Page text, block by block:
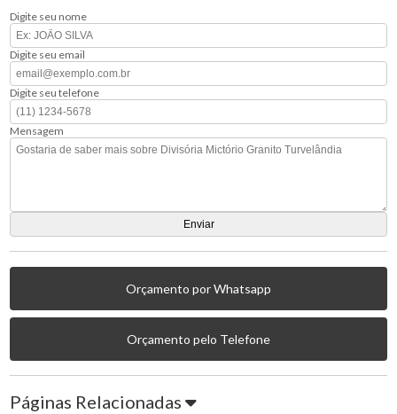
Digite seu nome
Digite seu email
Digite seu telefone
Mensagem
Orçamento por Whatsapp
Orçamento pelo Telefone
Páginas Relacionadas